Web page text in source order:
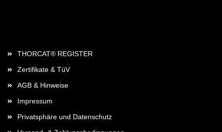
THORCAT® REGISTER
Zertifikate & TüV
AGB & Hinweise
Impressum
Privatsphäre und Datenschutz